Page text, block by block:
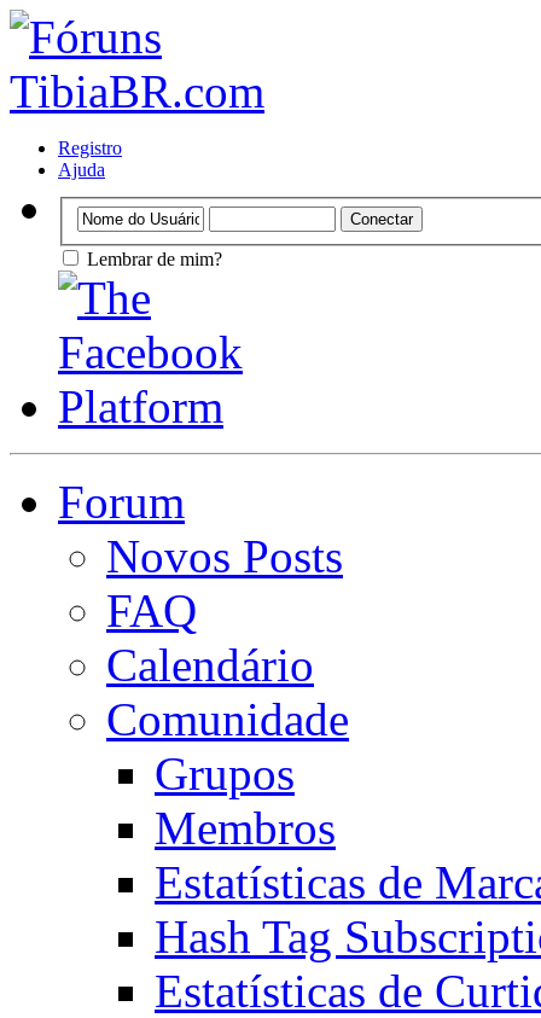
Registro
Ajuda
Lembrar de mim?
Forum
Novos Posts
FAQ
Calendário
Comunidade
Grupos
Membros
Estatísticas de
Hash Tag
Estatísticas de